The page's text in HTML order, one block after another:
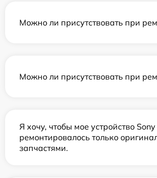
Можно ли присутствовать при
Можно ли присутствовать при
Я хочу, чтобы мое устройство Sony
ремонтировалось только
запчастями.